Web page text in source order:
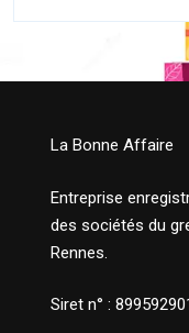
La Bonne Affaire
Entreprise
des sociétés du
Rennes.
Siret n° :